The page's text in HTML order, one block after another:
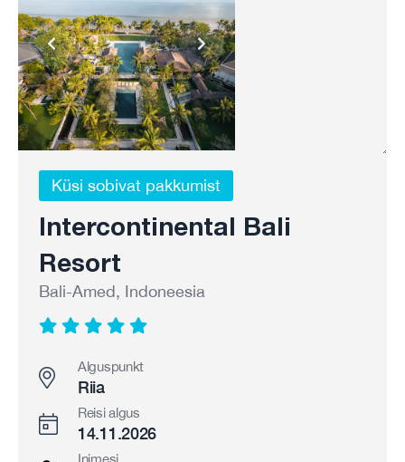
Küsi sobivat pakkumist
Intercontinental Bali
Resort
Bali-Amed, Indoneesia
Alguspunkt
Riia
Reisi algus
14.11.2026
Inimesi